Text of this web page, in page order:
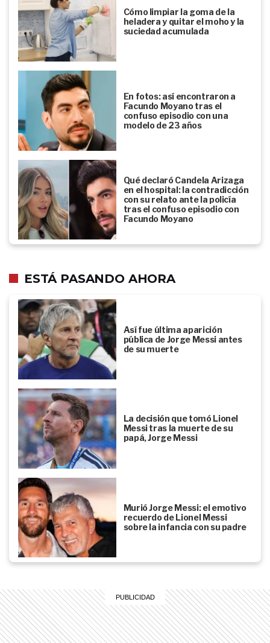
Cómo limpiar la goma de la
heladera y quitar el moho y la
suciedad acumulada
En fotos: así encontraron a
Facundo Moyano tras el
confuso episodio con una
modelo de 23 años
Qué declaró Candela Arizaga
en el hospital: la contradicción
con su relato ante la policía
tras el confuso episodio con
Facundo Moyano
ESTÁ PASANDO AHORA
Así fue última aparición
pública de Jorge Messi antes
de su muerte
La decisión que tomó Lionel
Messi tras la muerte de su
papá, Jorge Messi
Murió Jorge Messi: el emotivo
recuerdo de Lionel Messi
sobre la infancia con su padre